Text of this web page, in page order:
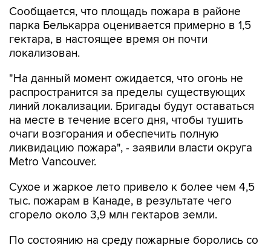
Сообщается, что площадь пожара в районе
парка Белькарра оценивается примерно в 1,5
гектара, в настоящее время он почти
локализован.
"На данный момент ожидается, что огонь не
распространится за пределы существующих
линий локализации. Бригады будут оставаться
на месте в течение всего дня, чтобы тушить
очаги возгорания и обеспечить полную
ликвидацию пожара", - заявили власти округа
Metro Vancouver.
Сухое и жаркое лето привело к более чем 4,5
тыс. пожарам в Канаде, в результате чего
сгорело около 3,9 млн гектаров земли.
По состоянию на среду пожарные боролись со